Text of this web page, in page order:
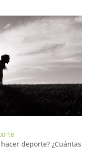
deporte? ¿Cuántas